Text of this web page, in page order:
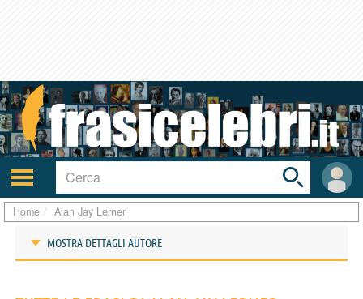
Attiva/disattiva
navigazione
User
area
Toggle
search
bar
Home Alan Jay Lerner
MOSTRA DETTAGLI AUTORE